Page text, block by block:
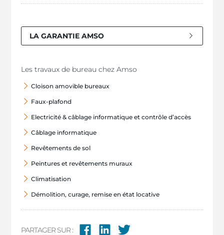
LA GARANTIE AMSO
Les travaux de bureau chez Amso
Cloison amovible bureaux
Faux-plafond
Electricité & câblage informatique et contrôle d’accès
Câblage informatique
Revêtements de sol
Peintures et revêtements muraux
Climatisation
Démolition, curage, remise en état locative
PARTAGER SUR :